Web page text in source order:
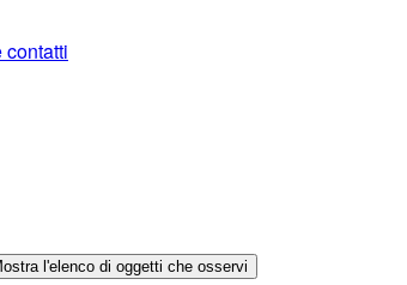
contatti
l'elenco di oggetti che osservi